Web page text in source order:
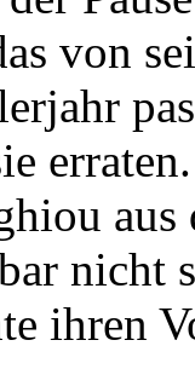
von
nicht
ihren